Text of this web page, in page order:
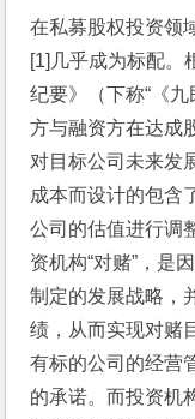
在私募股权投资领
[1]几乎成为标配。
纪要》（下称“《
方与融资方在达成
对目标公司未来发
成本而设计的包含
公司的估值进行调
资机构“对赌”，是
制定的发展战略，
绩，从而实现对赌
有标的公司的经营
的承诺。而投资机